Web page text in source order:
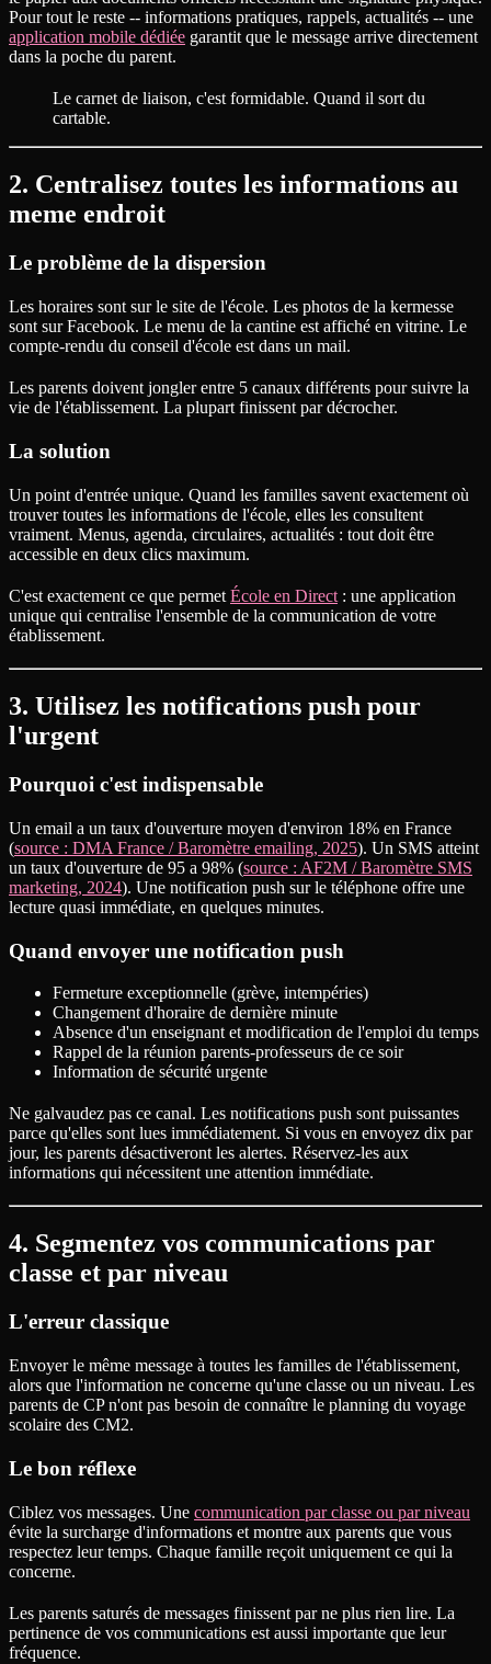
Pour tout le reste -- informations pratiques, rappels, actualités -- une
application mobile dédiée garantit que le message arrive directement
dans la poche du parent.
Le carnet de liaison, c'est formidable. Quand il sort du
cartable.
2. Centralisez toutes les informations au
meme endroit
Le problème de la dispersion
Les horaires sont sur le site de l'école. Les photos de la kermesse
sont sur Facebook. Le menu de la cantine est affiché en vitrine. Le
compte-rendu du conseil d'école est dans un mail.
Les parents doivent jongler entre 5 canaux différents pour suivre la
vie de l'établissement. La plupart finissent par décrocher.
La solution
Un point d'entrée unique. Quand les familles savent exactement où
trouver toutes les informations de l'école, elles les consultent
vraiment. Menus, agenda, circulaires, actualités : tout doit être
accessible en deux clics maximum.
C'est exactement ce que permet École en Direct : une application
unique qui centralise l'ensemble de la communication de votre
établissement.
3. Utilisez les notifications push pour
l'urgent
Pourquoi c'est indispensable
Un email a un taux d'ouverture moyen d'environ 18% en France
(source : DMA France / Baromètre emailing, 2025). Un SMS atteint
un taux d'ouverture de 95 a 98% (source : AF2M / Baromètre SMS
marketing, 2024). Une notification push sur le téléphone offre une
lecture quasi immédiate, en quelques minutes.
Quand envoyer une notification push
Fermeture exceptionnelle (grève, intempéries)
Changement d'horaire de dernière minute
Absence d'un enseignant et modification de l'emploi du temps
Rappel de la réunion parents-professeurs de ce soir
Information de sécurité urgente
Ne galvaudez pas ce canal. Les notifications push sont puissantes
parce qu'elles sont lues immédiatement. Si vous en envoyez dix par
jour, les parents désactiveront les alertes. Réservez-les aux
informations qui nécessitent une attention immédiate.
4. Segmentez vos communications par
classe et par niveau
L'erreur classique
Envoyer le même message à toutes les familles de l'établissement,
alors que l'information ne concerne qu'une classe ou un niveau. Les
parents de CP n'ont pas besoin de connaître le planning du voyage
scolaire des CM2.
Le bon réflexe
Ciblez vos messages. Une communication par classe ou par niveau
évite la surcharge d'informations et montre aux parents que vous
respectez leur temps. Chaque famille reçoit uniquement ce qui la
concerne.
Les parents saturés de messages finissent par ne plus rien lire. La
pertinence de vos communications est aussi importante que leur
fréquence.